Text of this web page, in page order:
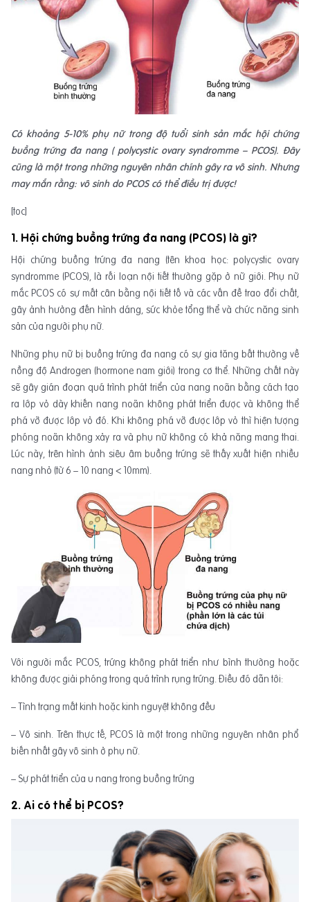
Có khoảng 5-10% phụ nữ trong độ tuổi sinh sản mắc hội chứng
buồng trứng đa nang ( polycystic ovary syndromme – PCOS). Đây
cũng là một trong những nguyên nhân chính gây ra vô sinh. Nhưng
may mắn rằng: vô sinh do PCOS có thể điều trị được!
[toc]
1. Hội chứng buồng trứng đa nang (PCOS) là gì?
Hội chứng buồng trứng đa nang (tên khoa học: polycystic ovary
syndromme (PCOS), là rối loạn nội tiết thường gặp ở nữ giới. Phụ nữ
mắc PCOS có sự mất cân bằng nội tiết tố và các vấn đề trao đổi chất,
gây ảnh hưởng đến hình dáng, sức khỏe tổng thể và chức năng sinh
sản của người phụ nữ.
Những phụ nữ bị buồng trứng đa nang có sự gia tăng bất thường về
nồng độ Androgen (hormone nam giới) trong cơ thể. Những chất này
sẽ gây gián đoạn quá trình phát triển của nang noãn bằng cách tạo
ra lớp vỏ dày khiến nang noãn không phát triển được và không thể
phá vỡ được lớp vỏ đó. Khi không phá vỡ được lớp vỏ thì hiện tượng
phóng noãn không xảy ra và phụ nữ không có khả năng mang thai.
Lúc này, trên hình ảnh siêu âm buồng trứng sẽ thấy xuất hiện nhiều
nang nhỏ (từ 6 – 10 nang < 10mm).
Với người mắc PCOS, trứng không phát triển như bình thường hoặc
không được giải phóng trong quá trình rụng trứng. Điều đó dẫn tới:
– Tình trạng mất kinh hoặc kinh nguyệt không đều
– Vô sinh. Trên thực tế, PCOS là một trong những nguyên nhân phổ
biến nhất gây vô sinh ở phụ nữ.
– Sự phát triển của u nang trong buồng trứng
2. Ai có thể bị PCOS?